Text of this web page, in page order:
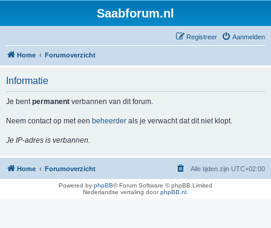
Saabforum.nl
Aanmelden
Registreer
Home Forumoverzicht
Informatie
Je bentpermanent verbannen van dit forum.
Neem contact op met een beheerder als je verwacht dat dit niet klopt.
Je IP-adres is verbannen.
Home Forumoverzicht Alle tijden zijn UTC+02:00
Powered by phpBB® Forum Software © phpBB Limited
Nederlandse vertaling doorphpBB.nl